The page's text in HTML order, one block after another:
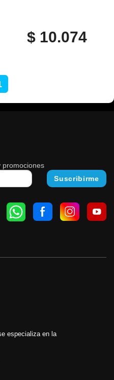
$ 10.074
promociones
especializa en la